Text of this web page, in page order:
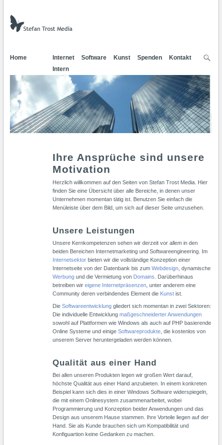
Home Internet Software Kunst Spenden
Kontakt
Intern
Ihre Ansprüche sind unsere
Motivation
Herzlich willkommen auf den Seiten von Stefan Trost Media. Hier
finden Sie eine Übersicht über alle Bereiche, in denen unser
Unternehmen momentan tätig ist. Benutzen Sie einfach die
Menüleiste über dem Bild, um sich auf dieser Seite umzusehen.
Unsere Leistungen
Unsere Kernkompetenzen sehen wir derzeit vor allem in den
beiden Bereichen Internetmarketing und Softwareengineering. Im
Internetsektorbieten wir die vollständige Konzeption einer
Internetseite von der Datenbank bis zum Webdesign, dynamische
Werbungund die Vermietung von Domains . Darüberhinaus
betreiben wir eigene Internetpräsenzen, unter anderem eine
Community deren verbindendes Element die Kunstist.
Die Softwareentwicklunggliedert sich momentan in zwei Sektoren:
Die individuelle Entwicklung maßgeschneiderter Anwendungen
sowohl auf Plattformen wie Windows als auch auf PHP basierende
Online Systeme und einige Softwareprodukte, die kostenlos von
unserem Server heruntergeladen werden können.
Qualität aus einer Hand
Bei allen unseren Produkten legen wir großen Wert darauf,
höchste Qualität aus einer Hand anzubieten. In einem konkreten
Beispiel kann sich dies in einer Windows Software widerspiegeln,
die mit einem Onlinesystem zusammenarbeitet, wobei
Programmierung und Konzeption beider Anwendungen und das
Design aus unserem Hause stammen. Ihre Vorteile liegen auf der
Hand. Sie als Kunde brauchen sich um Kompatibilität und
Konfiguartion keine Gedanken zu machen.